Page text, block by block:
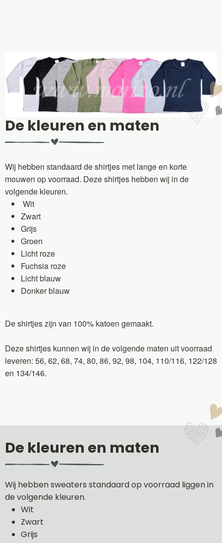
De kleuren en maten
Wij hebben standaard de shirtjes met lange en korte
mouwen op voorraad. Deze shirtjes hebben wij in de
volgende kleuren.
Wit
Zwart
Grijs
Groen
Licht roze
Fuchsia roze
Licht blauw
Donker blauw
De shirtjes zijn van 100% katoen gemaakt.
Deze shirtjes kunnen wij in de volgende maten uit voorraad
leveren: 56, 62, 68, 74, 80, 86, 92, 98, 104, 110/116, 122/128
en 134/146.
De kleuren en maten
Wij hebben sweaters standaard op voorraad liggen in
de volgende kleuren.
Wit
Zwart
Grijs